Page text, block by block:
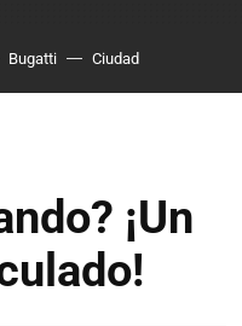
Bugatti Ciudad
¡Un